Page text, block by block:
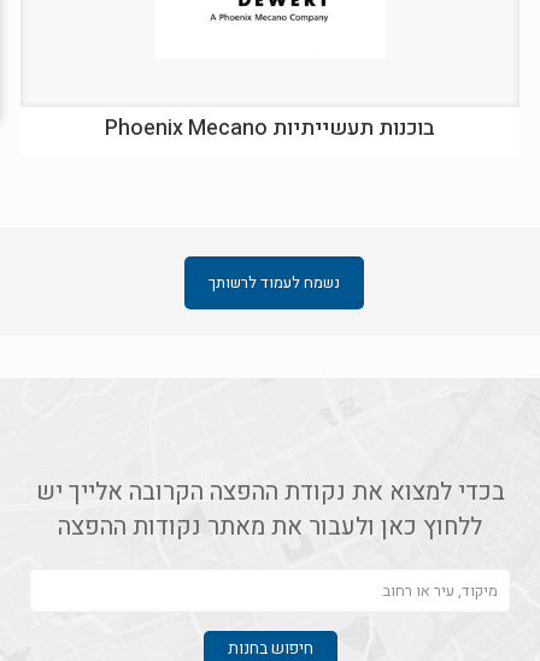
בוכנות תעשייתיות Phoenix Mecano
נשמח לעמוד לרשותך
בכדי למצוא את נקודת ההפצה הקרובה אלייך יש
ללחוץ כאן ולעבור את מאתר נקודות ההפצה